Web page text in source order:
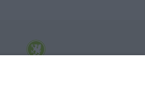
Sp. z o.o. Internetowy Serwis Informacyjny Miasta